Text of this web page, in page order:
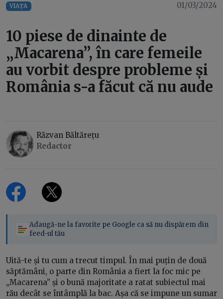
VIAȚA 01/03/2024
10 piese de dinainte de
„Macarena”, în care femeile
au vorbit despre probleme și
România s-a făcut că nu aude
Răzvan Băltărețu
Redactor
Adaugă-ne la favorite pe Google ca să nu dispărem din
feed-ul tău
Uită-te și tu cum a trecut timpul. În mai puțin de două
săptămâni, o parte din România a fiert la foc mic pe
„Macarena” și o bună majoritate a ratat subiectul mai
rău decât se întâmplă la bac. Așa că se impune un sumar